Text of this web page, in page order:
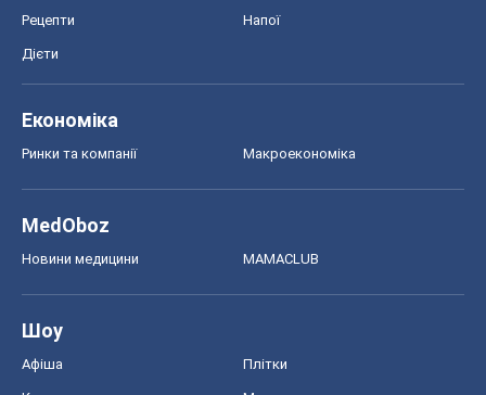
Рецепти Напої
Дієти
Економіка
Ринки та компанії Макроекономіка
MedOboz
Новини медицини MAMACLUB
Шоу
Афіша Плітки